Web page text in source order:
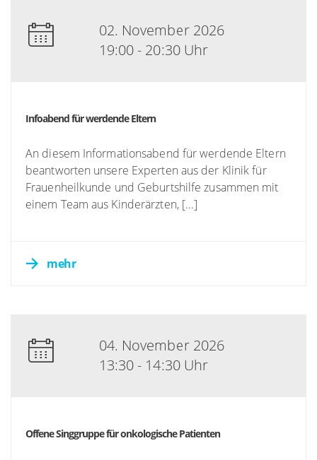
02. November 2026
19:00 - 20:30 Uhr
Infoabend für werdende Eltern
An diesem Informationsabend für werdende Eltern
beantworten unsere Experten aus der Klinik für
Frauenheilkunde und Geburtshilfe zusammen mit
einem Team aus Kinderärzten, [...]
mehr
04. November 2026
13:30 - 14:30 Uhr
Offene Singgruppe für onkologische Patienten